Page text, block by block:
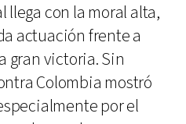
llega con la moral alta,
actuación frente a
gran victoria. Sin
Colombia mostró
por el